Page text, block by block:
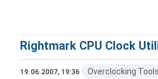
Rightmark CPU Clock
19.06.2007, 19:36 Overclocking Tools